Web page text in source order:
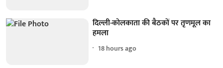
दिल्ली-कोलकाता की बैठकों पर तृणमूल का
हमला
18 hours ago